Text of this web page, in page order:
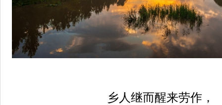
乡人继而醒来劳作，